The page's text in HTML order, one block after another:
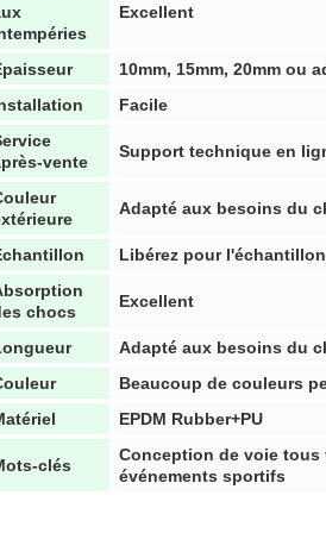
Excellent
10mm, 15mm, 20mm ou
Facile
vente
Support technique en
Adapté aux besoins du
Libérez pour
chocs
Excellent
Adapté aux besoins du
Beaucoup de couleurs
EPDM Rubber+PU
clés
Conception de voie tous
événements sportifs